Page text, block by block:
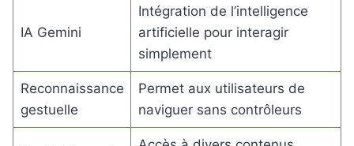
IA Gemini
Intégration de l’intelligence
artificielle pour interagir
simplement
Reconnaissance
gestuelle
Permet aux utilisateurs de
naviguer sans contrôleurs